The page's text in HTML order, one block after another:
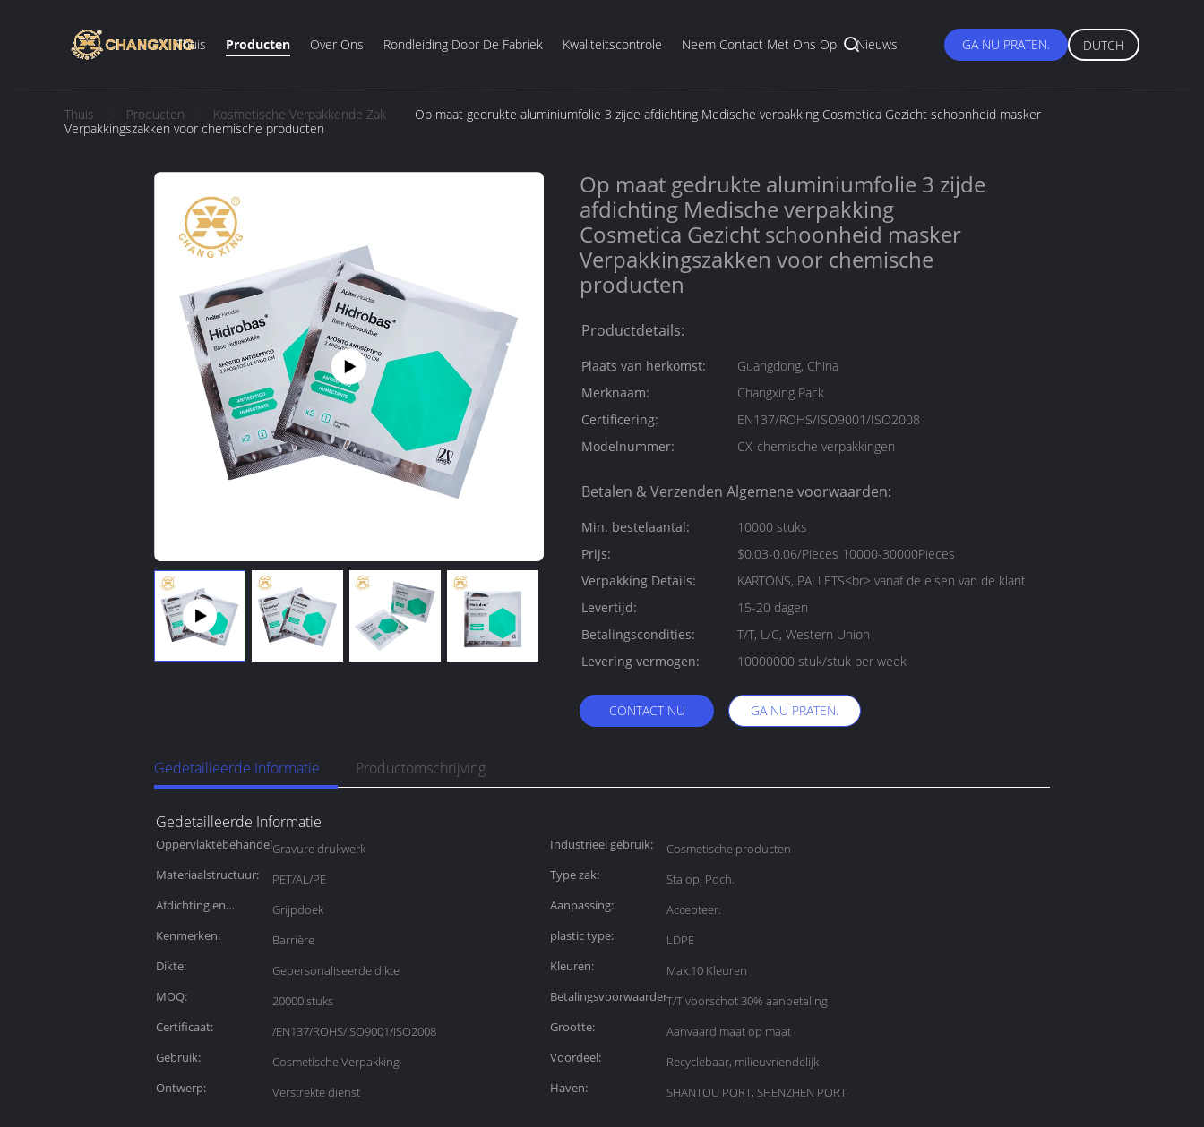
Thuis Producten Over Ons Rondleiding Door De Fabriek Kwaliteitscontrole Neem Contact Met Ons Op Nieuws GA NU PRATEN. DUTCH
Thuis Producten Kosmetische Verpakkende Zak
Op maat gedrukte aluminiumfolie 3 zijde afdichting Medische verpakking Cosmetica Gezicht schoonheid masker
Verpakkingszakken voor chemische producten
Op maat gedrukte aluminiumfolie 3 zijde
afdichting Medische verpakking
Cosmetica Gezicht schoonheid masker
Verpakkingszakken voor chemische
producten
Productdetails:
Plaats van herkomst:
Guangdong, China
Merknaam:
Changxing Pack
Certificering:
EN137/ROHS/ISO9001/ISO2008
Modelnummer:
CX-chemische verpakkingen
Betalen & Verzenden Algemene voorwaarden:
Min. bestelaantal:
10000 stuks
Prijs:
$0.03-0.06/Pieces 10000-30000Pieces
Verpakking Details:
KARTONS, PALLETS<br> vanaf de eisen van de klant
Levertijd:
15-20 dagen
Betalingscondities:
T/T, L/C, Western Union
Levering vermogen:
10000000 stuk/stuk per week
CONTACT NU GA NU PRATEN.
Gedetailleerde Informatie Productomschrijving
Gedetailleerde Informatie
Oppervlaktebehandelingen:Gravure drukwerk Industrieel gebruik:
Cosmetische producten
Materiaalstructuur:
PET/AL/PE Type zak:
Sta op, Poch.
Afdichting en
Grijpdoek Aanpassing:
Accepteer.
Kenmerken:
Barrière plastic type:
LDPE
Dikte:
Gepersonaliseerde dikte Kleuren:
Max.10 Kleuren
MOQ:
20000 stuks Betalingsvoorwaarden:T/T voorschot 30% aanbetaling
Certificaat:
/EN137/ROHS/ISO9001/ISO2008 Grootte:
Aanvaard maat op maat
Gebruik:
Cosmetische Verpakking Voordeel:
Recyclebaar, milieuvriendelijk
Ontwerp:
Verstrekte dienst Haven: SHANTOU PORT, SHENZHEN PORT